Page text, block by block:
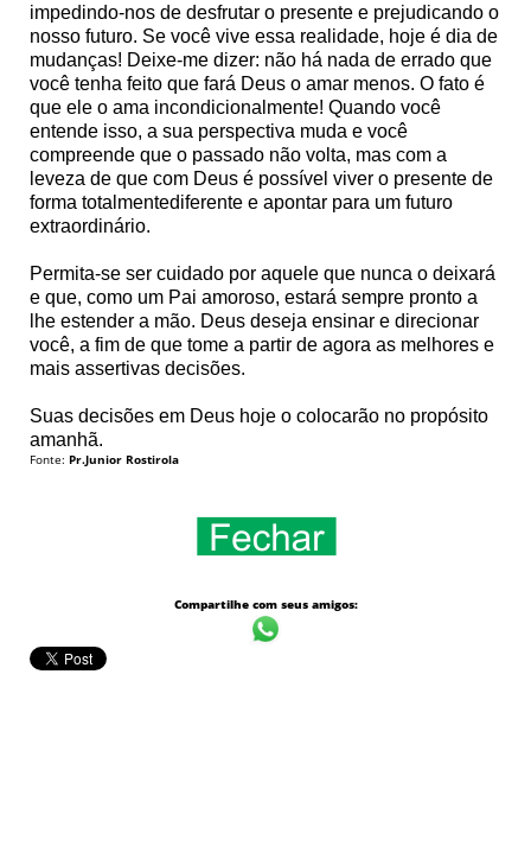
impedindo-nos de desfrutar o presente e prejudicando o
nosso futuro. Se você vive essa realidade, hoje é dia de
mudanças! Deixe-me dizer: não há nada de errado que
você tenha feito que fará Deus o amar menos. O fato é
que ele o ama incondicionalmente! Quando você
entende isso, a sua perspectiva muda e você
compreende que o passado não volta, mas com a
leveza de que com Deus é possível viver o presente de
forma totalmentediferente e apontar para um futuro
extraordinário.
Permita-se ser cuidado por aquele que nunca o deixará
e que, como um Pai amoroso, estará sempre pronto a
lhe estender a mão. Deus deseja ensinar e direcionar
você, a fim de que tome a partir de agora as melhores e
mais assertivas decisões.
Suas decisões em Deus hoje o colocarão no propósito
amanhã.
Fonte: Pr.Junior Rostirola
Compartilhe com seus amigos: